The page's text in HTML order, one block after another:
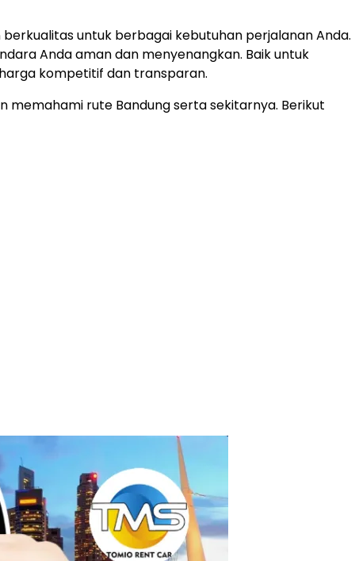
untuk berbagai kebutuhan perjalanan Anda.
Anda aman dan menyenangkan. Baik untuk
kompetitif dan transparan.
rute Bandung serta sekitarnya. Berikut